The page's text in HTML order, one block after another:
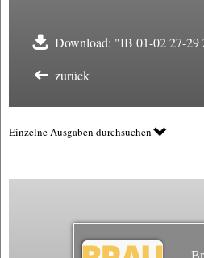
Download: "IB 01-02 27-29
zurück
Einzelne Ausgaben durchsuchen